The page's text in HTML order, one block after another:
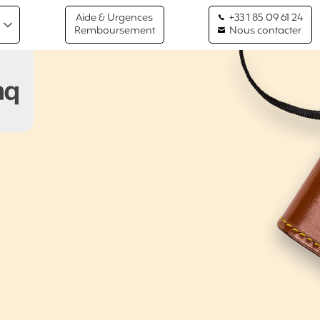
Aide & Urgences
Remboursement
+33 1 85 09 61 24
Nous contacter